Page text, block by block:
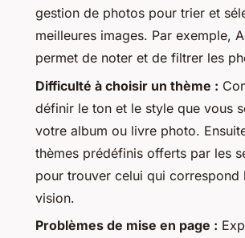
gestion de photos pour trier et
meilleures images. Par exemple,
permet de noter et de filtrer les
Difficulté à choisir un thème :
définir le ton et le style que vous
votre album ou livre photo.
thèmes prédéfinis offerts par les
pour trouver celui qui correspond
vision.
Problèmes de mise en page :